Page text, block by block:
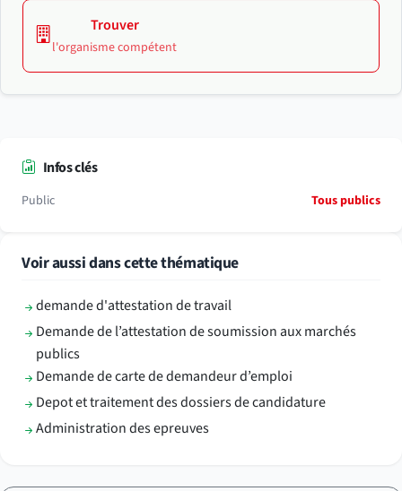
Trouver
l'organisme compétent
Infos clés
Public Tous publics
Voir aussi dans cette thématique
demande d'attestation de travail
Demande de l’attestation de soumission aux marchés
publics
Demande de carte de demandeur d’emploi
Depot et traitement des dossiers de candidature
Administration des epreuves